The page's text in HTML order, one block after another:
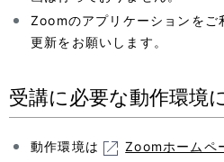
Zoomのアプリケーションをご
更新をお願いします。
受講に必要な動作環境
動作環境は Zoomホームペ